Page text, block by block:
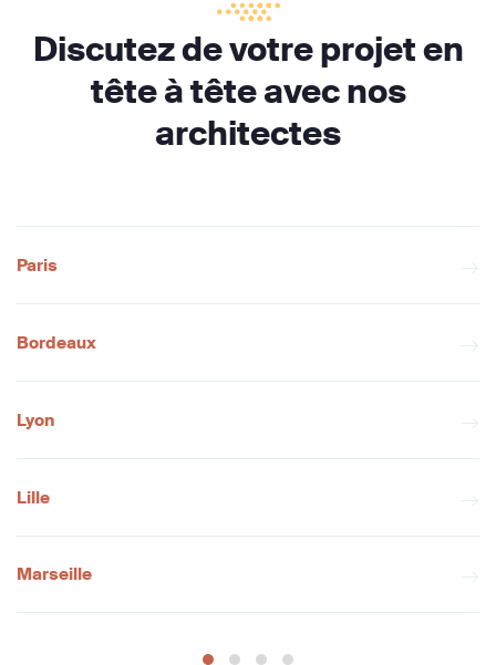
Discutez de votre projet en
tête à tête avec nos
architectes
Paris
Bordeaux
Lyon
Lille
Marseille